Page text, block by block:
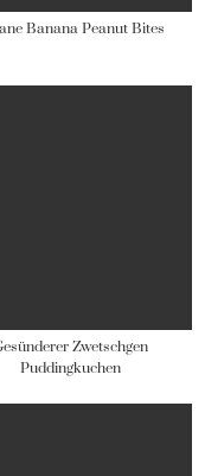
Banana Peanut Bites
Zwetschgen
Puddingkuchen